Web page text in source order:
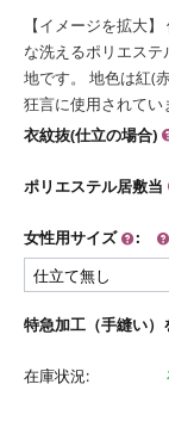
【イメージを拡大
な洗えるポリエス
地です。 地色は紅(
狂言に使用されてい
衣紋抜(仕立の場合)
ポリエステル居敷当
女性用サイズ :
特急加工（手縫い）
在庫状況: